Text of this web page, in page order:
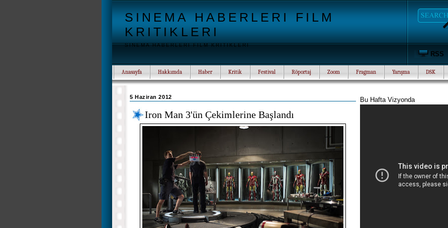
SINEMA HABERLERI FILM
KRITIKLERI
SINEMA HABERLERI FILM KRITIKLERI
RSS
Anasayfa Hakkımda Haber Kritik Festival Röportaj Zoom Fragman Yarışma DSK
5 Haziran 2012
Iron Man 3'ün Çekimlerine Başlandı
Bu Hafta Vizyonda